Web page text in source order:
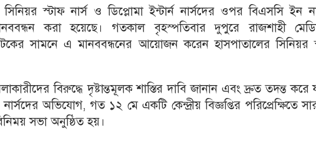
স্টাফ নার্স ও ডিপ্লোমা ইন্টার্ন নার্সদের ওপর বিএসসি ইন
করা হয়েছে। গতকাল বৃহস্পতিবার দুপুরে রাজশাহী
সামনে এ মানববন্ধনের আয়োজন করেন হাসপাতালের সিনিয়র
বিরুদ্ধে দৃষ্টান্তমূলক শাস্তির দাবি জানান এবং দ্রুত তদন্ত করে
অভিযোগ, গত ১২ মে একটি কেন্দ্রীয় বিজ্ঞপ্তির পরিপ্রেক্ষিতে
সভা অনুষ্ঠিত হয়।